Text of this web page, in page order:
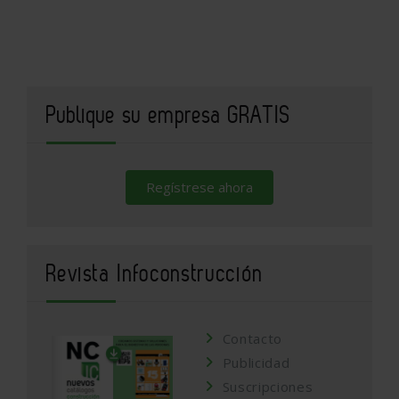
Publique su empresa GRATIS
Regístrese ahora
Revista Infoconstrucción
Contacto
Publicidad
Suscripciones